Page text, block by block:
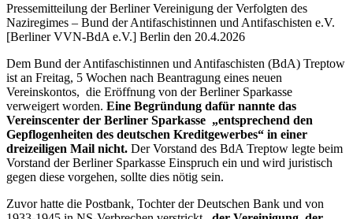
Pressemitteilung der Berliner Vereinigung der Verfolgten des
Naziregimes – Bund der Antifaschistinnen und Antifaschisten e.V.
[Berliner VVN-BdA e.V.] Berlin den 20.4.2026
Dem Bund der Antifaschistinnen und Antifaschisten (BdA) Treptow
ist an Freitag, 5 Wochen nach Beantragung eines neuen
Vereinskontos, die Eröffnung von der Berliner Sparkasse
verweigert worden. Eine Begründung dafür nannte das
Vereinscenter der Berliner Sparkasse „entsprechend den
Gepflogenheiten des deutschen Kreditgewerbes“ in einer
dreizeiligen Mail nicht. Der Vorstand des BdA Treptow legte beim
Vorstand der Berliner Sparkasse Einspruch ein und wird juristisch
gegen diese vorgehen, sollte dies nötig sein.
Zuvor hatte die Postbank, Tochter der Deutschen Bank und von